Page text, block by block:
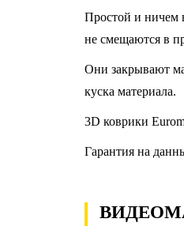
Простой и ничем
не смещаются в
Они закрывают
куска материала.
3D коврики
Гарантия на